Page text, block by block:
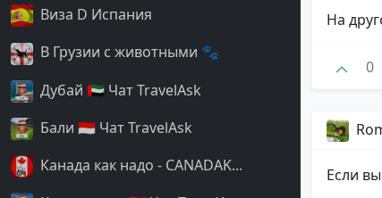
Виза D Испания
В Грузии с животными 🐾
Дубай 🇦🇪 Чат TravelAsk
Бали 🇮🇩 Чат TravelAsk
Канада как надо - CANADAK...
На
0
Если